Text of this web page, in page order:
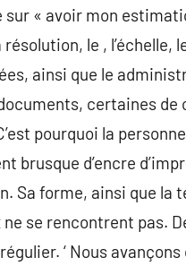
« avoir mon
le , l’échelle,
ainsi que le
certaines de
pourquoi la
brusque d’encre
Sa forme, ainsi que la
se rencontrent pas.
‘ Nous